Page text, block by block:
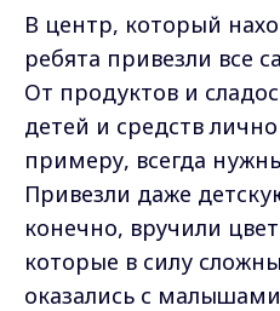
В центр, который
ребята привезли все
От продуктов и
детей и средств
примеру, всегда
Привезли даже
конечно, вручили
которые в силу
оказались с